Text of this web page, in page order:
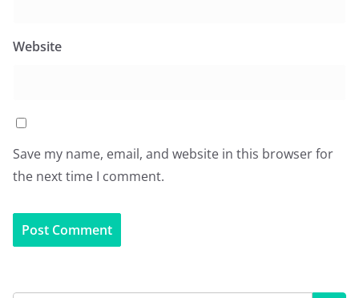
Website
Save my name, email, and website in this browser for
the next time I comment.